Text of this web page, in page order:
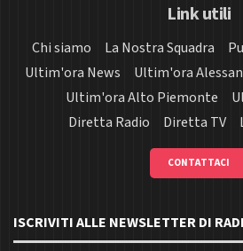
Link utili
Chi siamo La Nostra Squadra
Ultim'ora News
Ultim'ora
Ultim'ora Alto Piemonte
Diretta Radio
Diretta TV
CONTATTACI
ISCRIVITI ALLE NEWSLETTER DI